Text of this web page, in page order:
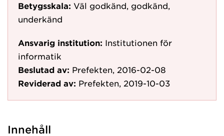
Betygsskala: Väl godkänd, godkänd,
underkänd
Ansvarig institution: Institutionen för
informatik
Beslutad av: Prefekten, 2016-02-08
Reviderad av: Prefekten, 2019-10-03
Innehåll